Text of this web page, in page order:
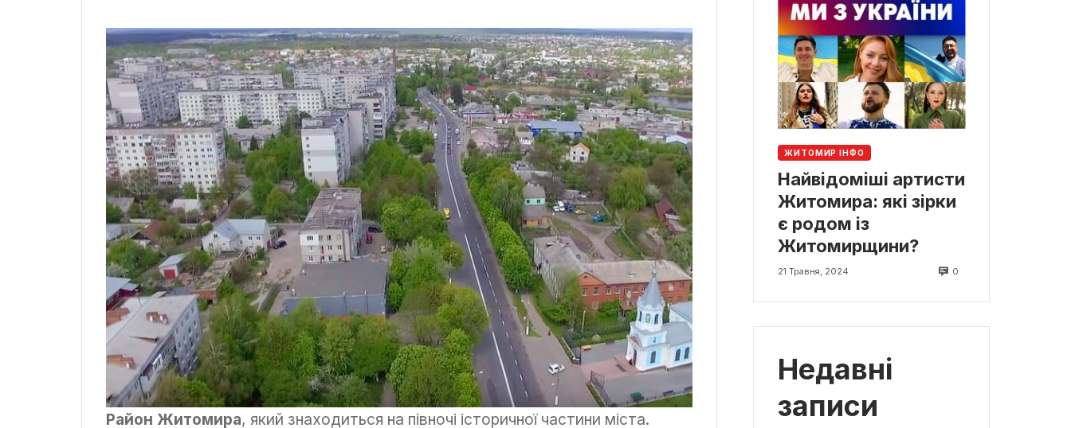
Район Житомира, який знаходиться на півночі історичної частини міста.
ЖИТОМИР ІНФО
Найвідоміші артисти
Житомира: які зірки
є родом із
Житомирщини?
21 Травня, 2024 0
Недавні
записи